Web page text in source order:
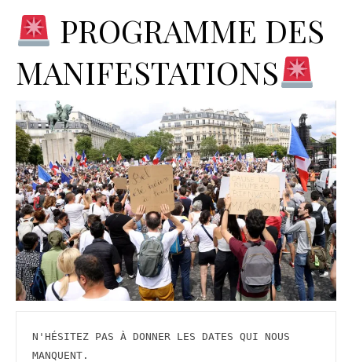
PROGRAMME DES
MANIFESTATIONS
N'HÉSITEZ PAS À DONNER LES DATES QUI NOUS
MANQUENT.